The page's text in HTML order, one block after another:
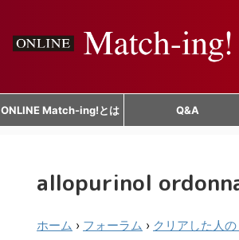
ONLINE Match-ing!とは Q&A
allopurinol
ホーム › フォーラム › クリアした人の